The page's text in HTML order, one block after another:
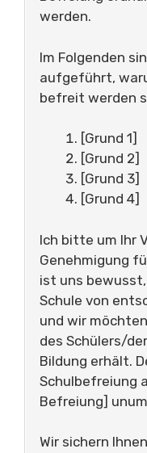
werden.
Im Folgenden
aufgeführt,
befreit werden
[Grund 1]
[Grund 2]
[Grund 3]
[Grund 4]
Ich bitte um Ihr
Genehmigung
ist uns
Schule von
und wir
des Schülers/
Bildung erhält.
Schulbefreiung
Befreiung]
Wir sichern